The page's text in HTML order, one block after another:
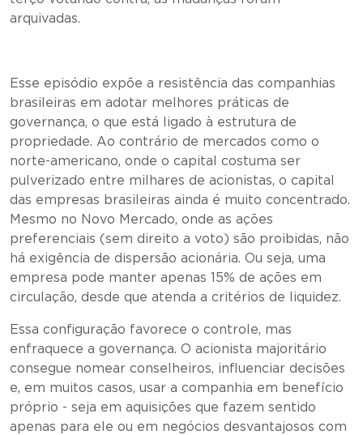
arquivadas.
Esse episódio expõe a resistência das companhias
brasileiras em adotar melhores práticas de
governança, o que está ligado à estrutura de
propriedade. Ao contrário de mercados como o
norte-americano, onde o capital costuma ser
pulverizado entre milhares de acionistas, o capital
das empresas brasileiras ainda é muito concentrado.
Mesmo no Novo Mercado, onde as ações
preferenciais (sem direito a voto) são proibidas, não
há exigência de dispersão acionária. Ou seja, uma
empresa pode manter apenas 15% de ações em
circulação, desde que atenda a critérios de liquidez.
Essa configuração favorece o controle, mas
enfraquece a governança. O acionista majoritário
consegue nomear conselheiros, influenciar decisões
e, em muitos casos, usar a companhia em benefício
próprio - seja em aquisições que fazem sentido
apenas para ele ou em negócios desvantajosos com